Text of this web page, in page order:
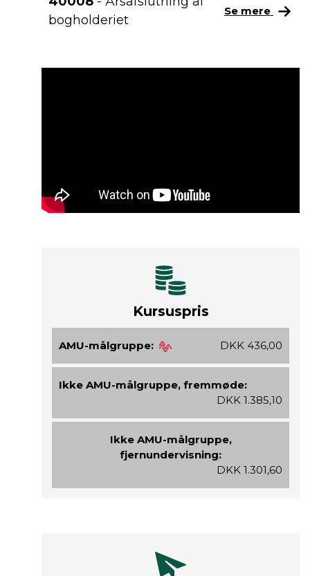
bogholderiet
Se mere
Kursuspris
AMU-målgruppe: DKK 436,00
Ikke AMU-målgruppe, fremmøde:
DKK 1.385,10
Ikke AMU-målgruppe,
fjernundervisning:
DKK 1.301,60